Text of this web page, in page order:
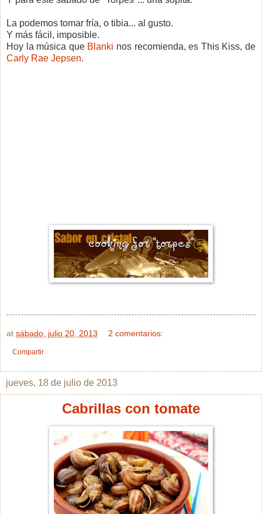
La podemos tomar fría, o tibia... al gusto.
Y más fácil, imposible.
Hoy la música queBlanki nos recomienda, es This Kiss, de
Carly Rae Jepsen.
at sábado, julio 20, 2013 2 comentarios:
Compartir
jueves, 18 de julio de 2013
Cabrillas con tomate